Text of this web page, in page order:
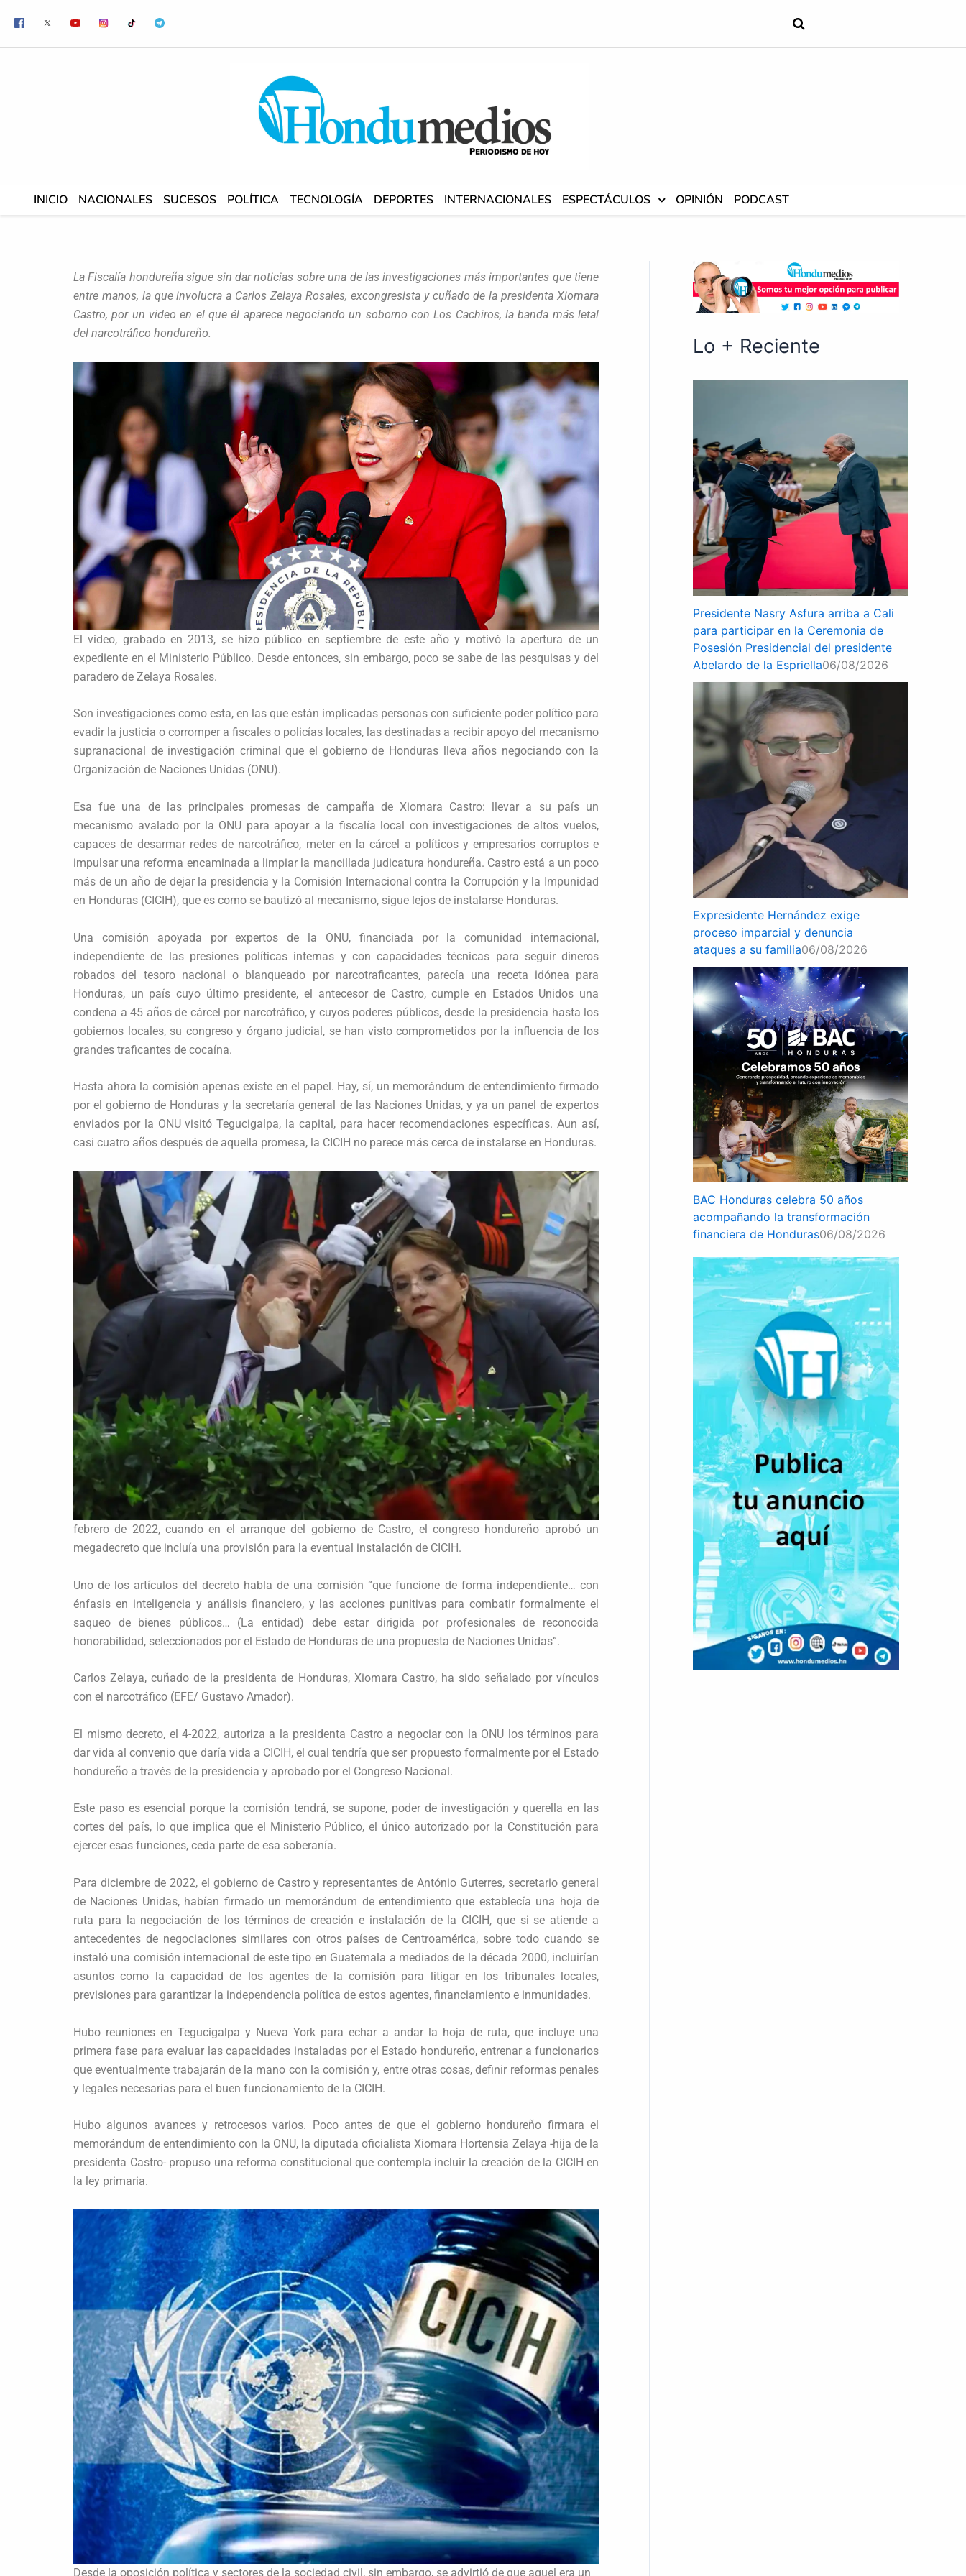
contenido
INICIO NACIONALES SUCESOS POLÍTICA TECNOLOGÍA DEPORTES INTERNACIONALES ESPECTÁCULOS OPINIÓN PODCAST
La Fiscalía hondureña sigue sin dar noticias sobre una de las investigaciones más importantes que tiene
entre manos, la que involucra a Carlos Zelaya Rosales, excongresista y cuñado de la presidenta Xiomara
Castro, por un video en el que él aparece negociando un soborno con Los Cachiros, la banda más letal
del narcotráfico hondureño.
El video, grabado en 2013, se hizo público en septiembre de este año y motivó la apertura de un
expediente en el Ministerio Público. Desde entonces, sin embargo, poco se sabe de las pesquisas y del
paradero de Zelaya Rosales.
Son investigaciones como esta, en las que están implicadas personas con suficiente poder político para
evadir la justicia o corromper a fiscales o policías locales, las destinadas a recibir apoyo del mecanismo
supranacional de investigación criminal que el gobierno de Honduras lleva años negociando con la
Organización de Naciones Unidas (ONU).
Esa fue una de las principales promesas de campaña de Xiomara Castro: llevar a su país un
mecanismo avalado por la ONU para apoyar a la fiscalía local con investigaciones de altos vuelos,
capaces de desarmar redes de narcotráfico, meter en la cárcel a políticos y empresarios corruptos e
impulsar una reforma encaminada a limpiar la mancillada judicatura hondureña. Castro está a un poco
más de un año de dejar la presidencia y la Comisión Internacional contra la Corrupción y la Impunidad
en Honduras (CICIH), que es como se bautizó al mecanismo, sigue lejos de instalarse Honduras.
Una comisión apoyada por expertos de la ONU, financiada por la comunidad internacional,
independiente de las presiones políticas internas y con capacidades técnicas para seguir dineros
robados del tesoro nacional o blanqueado por narcotraficantes, parecía una receta idónea para
Honduras, un país cuyo último presidente, el antecesor de Castro, cumple en Estados Unidos una
condena a 45 años de cárcel por narcotráfico, y cuyos poderes públicos, desde la presidencia hasta los
gobiernos locales, su congreso y órgano judicial, se han visto comprometidos por la influencia de los
grandes traficantes de cocaína.
Hasta ahora la comisión apenas existe en el papel. Hay, sí, un memorándum de entendimiento firmado
por el gobierno de Honduras y la secretaría general de las Naciones Unidas, y ya un panel de expertos
enviados por la ONU visitó Tegucigalpa, la capital, para hacer recomendaciones específicas. Aun así,
casi cuatro años después de aquella promesa, la CICIH no parece más cerca de instalarse en Honduras.
febrero de 2022, cuando en el arranque del gobierno de Castro, el congreso hondureño aprobó un
megadecreto que incluía una provisión para la eventual instalación de CICIH.
Uno de los artículos del decreto habla de una comisión “que funcione de forma independiente… con
énfasis en inteligencia y análisis financiero, y las acciones punitivas para combatir formalmente el
saqueo de bienes públicos… (La entidad) debe estar dirigida por profesionales de reconocida
honorabilidad, seleccionados por el Estado de Honduras de una propuesta de Naciones Unidas”.
Carlos Zelaya, cuñado de la presidenta de Honduras, Xiomara Castro, ha sido señalado por vínculos
con el narcotráfico (EFE/ Gustavo Amador).
El mismo decreto, el 4-2022, autoriza a la presidenta Castro a negociar con la ONU los términos para
dar vida al convenio que daría vida a CICIH, el cual tendría que ser propuesto formalmente por el Estado
hondureño a través de la presidencia y aprobado por el Congreso Nacional.
Este paso es esencial porque la comisión tendrá, se supone, poder de investigación y querella en las
cortes del país, lo que implica que el Ministerio Público, el único autorizado por la Constitución para
ejercer esas funciones, ceda parte de esa soberanía.
Para diciembre de 2022, el gobierno de Castro y representantes de António Guterres, secretario general
de Naciones Unidas, habían firmado un memorándum de entendimiento que establecía una hoja de
ruta para la negociación de los términos de creación e instalación de la CICIH, que si se atiende a
antecedentes de negociaciones similares con otros países de Centroamérica, sobre todo cuando se
instaló una comisión internacional de este tipo en Guatemala a mediados de la década 2000, incluirían
asuntos como la capacidad de los agentes de la comisión para litigar en los tribunales locales,
previsiones para garantizar la independencia política de estos agentes, financiamiento e inmunidades.
Hubo reuniones en Tegucigalpa y Nueva York para echar a andar la hoja de ruta, que incluye una
primera fase para evaluar las capacidades instaladas por el Estado hondureño, entrenar a funcionarios
que eventualmente trabajarán de la mano con la comisión y, entre otras cosas, definir reformas penales
y legales necesarias para el buen funcionamiento de la CICIH.
Hubo algunos avances y retrocesos varios. Poco antes de que el gobierno hondureño firmara el
memorándum de entendimiento con la ONU, la diputada oficialista Xiomara Hortensia Zelaya -hija de la
presidenta Castro- propuso una reforma constitucional que contempla incluir la creación de la CICIH en
la ley primaria.
Desde la oposición política y sectores de la sociedad civil, sin embargo, se advirtió de que aquel era un
Lo + Reciente
Presidente Nasry Asfura arriba a Cali
para participar en la Ceremonia de
Posesión Presidencial del presidente
Abelardo de la Espriella06/08/2026
Expresidente Hernández exige
proceso imparcial y denuncia
ataques a su familia06/08/2026
BAC Honduras celebra 50 años
acompañando la transformación
financiera de Honduras06/08/2026